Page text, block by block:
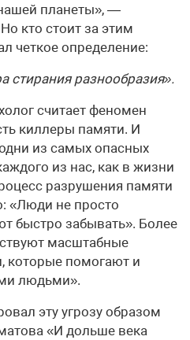
планеты», —
кто стоит за этим
четкое определение:
стирания разнообразия».
считает феномен
киллеры памяти. И
из самых опасных
из нас, как в жизни
разрушения памяти
«Люди не просто
быстро забывать». Более
масштабные
которые помогают и
людьми».
эту угрозу образом
«И дольше века